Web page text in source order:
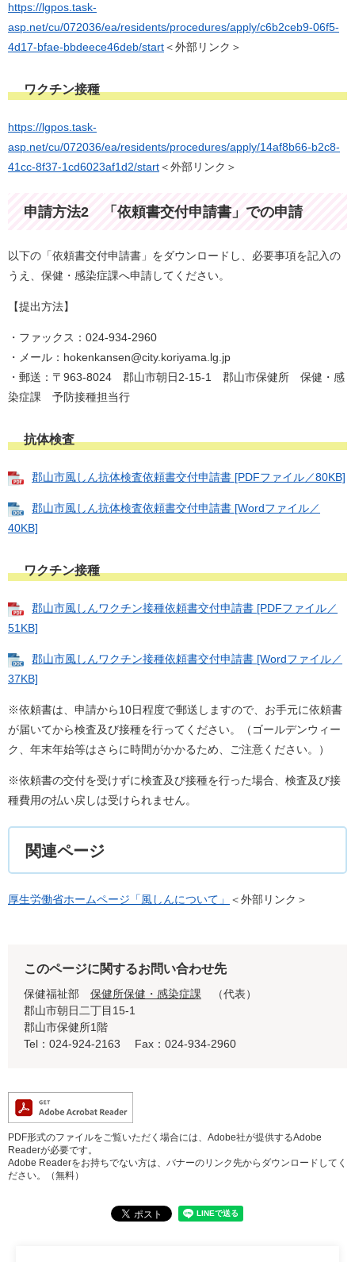
https://lgpos.task-
asp.net/cu/072036/ea/residents/procedures/apply/c6b2ceb9-06f5-
4d17-bfae-bbdeece46deb/start＜外部リンク＞
ワクチン接種
https://lgpos.task-
asp.net/cu/072036/ea/residents/procedures/apply/14af8b66-b2c8-
41cc-8f37-1cd6023af1d2/start＜外部リンク＞
申請方法2 「依頼書交付申請書」での申請
以下の「依頼書交付申請書」をダウンロードし、必要事項を記入の
うえ、保健・感染症課へ申請してください。
【提出方法】
・ファックス：024-934-2960
・メール： hokenkansen@city.koriyama.lg.jp
・郵送：〒963-8024 郡山市朝日2-15-1 郡山市保健所 保健・感
染症課 予防接種担当行
抗体検査
郡山市風しん抗体検査依頼書交付申請書 [PDFファイル／80KB]
郡山市風しん抗体検査依頼書交付申請書 [Wordファイル／
40KB]
ワクチン接種
郡山市風しんワクチン接種依頼書交付申請書 [PDFファイル／
51KB]
郡山市風しんワクチン接種依頼書交付申請書 [Wordファイル／
37KB]
※依頼書は、申請から10日程度で郵送しますので、お手元に依頼書
が届いてから検査及び接種を行ってください。（ゴールデンウィー
ク、年末年始等はさらに時間がかかるため、ご注意ください。）
※依頼書の交付を受けずに検査及び接種を行った場合、検査及び接
種費用の払い戻しは受けられません。
関連ページ
厚生労働省ホームページ「風しんについて」 ＜外部リンク＞
このページに関するお問い合わせ先
保健福祉部 保健所保健・感染症課
代表
郡山市朝日二丁目15-1
郡山市保健所1階
Tel：024-924-2163
Fax：024-934-2960
PDF形式のファイルをご覧いただく場合には、Adobe社が提供するAdobe
Readerが必要です。
Adobe Readerをお持ちでない方は、バナーのリンク先からダウンロードしてく
ださい。（無料）